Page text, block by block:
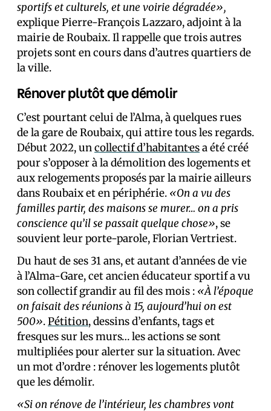
sportifs et culturels, et une voirie dégradée»,
explique Pierre-François Lazzaro, adjoint à la
mairie de Roubaix. Il rappelle que trois autres
projets sont en cours dans d’autres quartiers de
la ville.
Rénover plutôt que démolir
C’est pourtant celui de l’Alma, à quelques rues
de la gare de Roubaix, qui attire tous les regards.
Début 2022, uncollectif d’habitant·esa été créé
pour s’opposer à la démolition des logements et
aux relogements proposés par la mairie ailleurs
dans Roubaix et en périphérie. «On a vu des
familles partir, des maisons se murer… on a pris
conscience qu’il se passait quelque chose», se
souvient leur porte-parole, Florian Vertriest.
Du haut de ses 31 ans, et autant d’années de vie
à l’Alma-Gare, cet ancien éducateur sportif a vu
son collectif grandir au fil des mois : «À l’époque
on faisait des réunions à 15, aujourd’hui on est
500».Pétition, dessins d’enfants, tags et
fresques sur les murs… les actions se sont
multipliées pour alerter sur la situation. Avec
un mot d’ordre : rénover les logements plutôt
que les démolir.
«Si on rénove de l’intérieur, les chambres vont